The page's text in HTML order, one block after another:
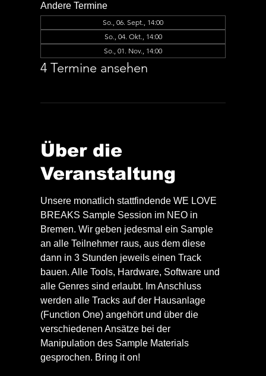
Andere Termine
So., 06. Sept., 14:00
So., 04. Okt., 14:00
So., 01. Nov., 14:00
4 Termine ansehen
Über die
Veranstaltung
Unsere monatlich stattfindende WE LOVE
BREAKS Sample Session im NEO in
Bremen. Wir geben jedesmal ein Sample
an alle Teilnehmer raus, aus dem diese
dann in 3 Stunden jeweils einen Track
bauen. Alle Tools, Hardware, Software und
alle Genres sind erlaubt. Im Anschluss
werden alle Tracks auf der Hausanlage
(Function One) angehört und über die
verschiedenen Ansätze bei der
Manipulation des Sample Materials
gesprochen. Bring it on!